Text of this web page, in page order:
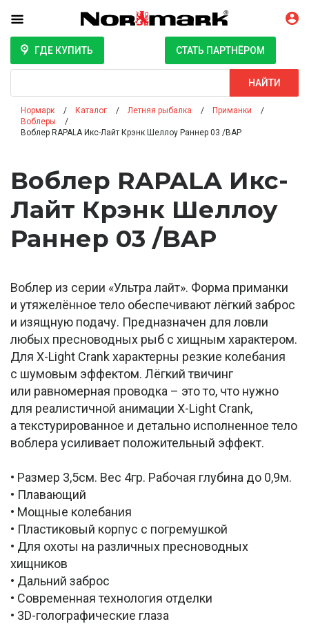
ГДЕ КУПИТЬ СТАТЬ ПАРТНЁРОМ
НАЙТИ
Нормарк Каталог Летняя рыбалка
Приманки
Воблеры
Воблер RAPALA Икс-Лайт Крэнк Шеллоу Раннер 03 /BAP
Воблер RAPALA Икс-
Лайт Крэнк Шеллоу
Раннер 03 /BAP
Воблер из серии «Ультра лайт». Форма приманки
и утяжелённое тело обеспечивают лёгкий заброс
и изящную подачу. Предназначен для ловли
любых пресноводных рыб с хищным характером.
Для X-Light Crank характерны резкие колебания
с шумовым эффектом. Лёгкий твичинг
или равномерная проводка – это то, что нужно
для реалистичной анимации X-Light Crank,
а текстурированное и детально исполненное тело
воблера усиливает положительный эффект.
• Размер 3,5см. Вес 4гр. Рабочая глубина до 0,9м.
• Плавающий
• Мощные колебания
• Пластиковый корпус с погремушкой
• Для охоты на различных пресноводных
хищников
• Дальний заброс
• Современная технология отделки
• 3D-голографические глаза